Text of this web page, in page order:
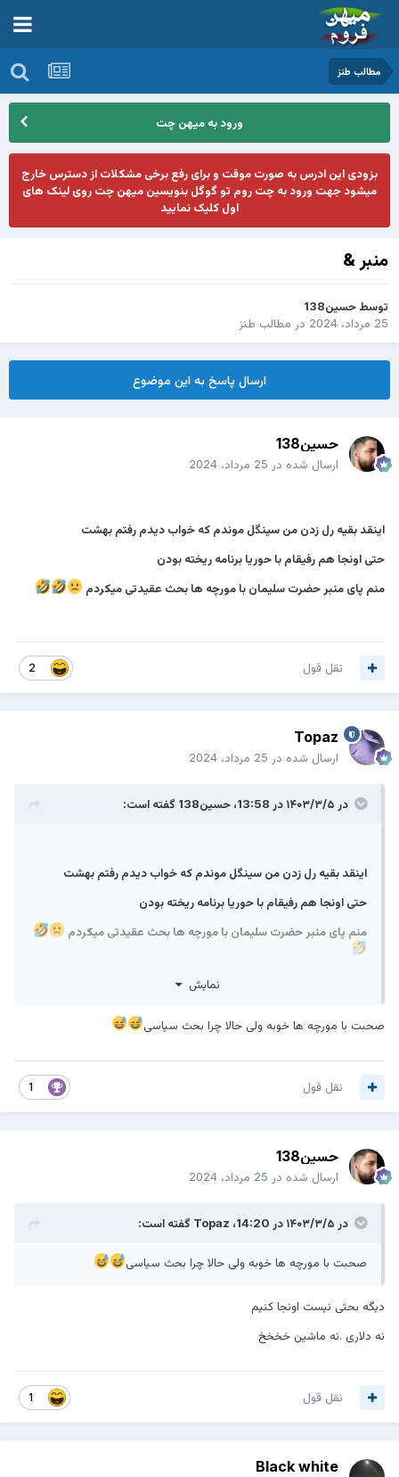
مطالب طنز
ورود به میهن چت
بزودی این ادرس به صورت موقت و برای رفع برخی مشکلات از دسترس خارج
میشود جهت ورود به چت روم تو گوگل بنویسین میهن چت روی لینک های
اول کلیک نمایید
منبر &
توسط حسین138
25 مرداد، 2024
در مطالب طنز
ارسال پاسخ به این موضوع
حسین138
ارسال شده در 25 مرداد، 2024
‏اینقد بقیه رل زدن من سینگل موندم که خواب دیدم رفتم بهشت
حتی اونجا هم رفیقام با حوریا برنامه ریخته بودن
منم پای منبر حضرت سلیمان با مورچه ها بحث عقیدتی میکردم
2 نقل قول
Topaz
ارسال شده در 25 مرداد، 2024
در ۱۴۰۳/۳/۵ در 13:58، حسین138 گفته است:
‏اینقد بقیه رل زدن من سینگل موندم که خواب دیدم رفتم بهشت
حتی اونجا هم رفیقام با حوریا برنامه ریخته بودن
منم پای منبر حضرت سلیمان با مورچه ها بحث عقیدتی میکردم
نمایش
صحبت با مورچه ها خوبه ولی حالا چرا بحث سیاسی
نقل قول
حسین138
ارسال شده در 25 مرداد، 2024
در ۱۴۰۳/۳/۵ در 14:20، Topazگفته است:
صحبت با مورچه ها خوبه ولی حالا چرا بحث سیاسی
دیگه بحثی نیست اونجا کنیم
نه دلاری .نه ماشین خخخخ
نقل قول
Black white